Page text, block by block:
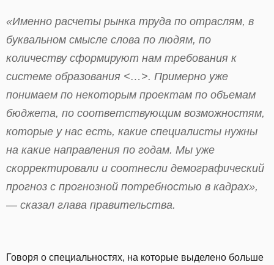
«Именно расчеты рынка труда по отраслям, в
буквальном смысле слова по людям, по
количеству сформируют нам требования к
системе образования <…>. Примерно уже
понимаем по некоторым проектам по объемам
бюджета, по соответствующим возможностям,
которые у нас есть, какие специалисты нужны
на какие направления по годам. Мы уже
скорректировали и соотнесли демографический
прогноз с прогнозной потребностью в кадрах»,
— сказал глава правительства.
Говоря о специальностях, на которые выделено больше